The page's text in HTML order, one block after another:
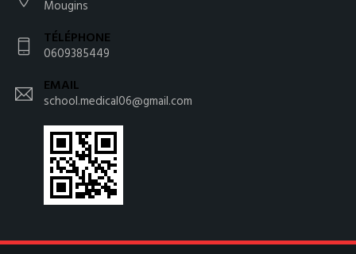
Mougins
TÉLÉPHONE
0609385449
EMAIL
school.medical06@gmail.com